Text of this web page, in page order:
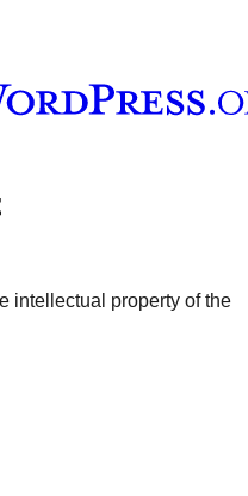
channel
Tumblr account
intellectual property of the